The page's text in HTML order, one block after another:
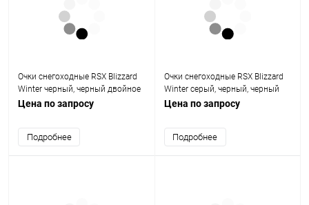
Очки снегоходные RSX Blizzard
Winter черный, черный двойное
синее зеркальное стекло, унив.
Цена по запросу
Подробнее
Очки снегоходные RSX Blizzard
Winter серый, черный, черный
двойное желтое стекло, унив.
Цена по запросу
Подробнее